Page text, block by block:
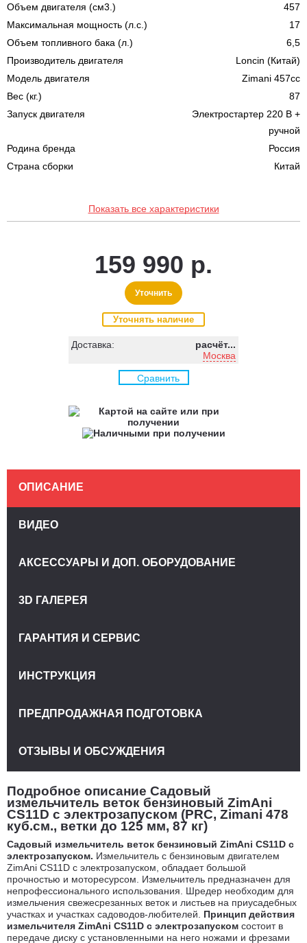
Объем двигателя (см3.)
457
Максимальная мощность (л.с.)
17
Объем топливного бака (л.)
6,5
Производитель двигателя
Loncin (Китай)
Модель двигателя
Zimani 457cc
Вес (кг.)
87
Запуск двигателя
Электростартер 220 В +
ручной
Родина бренда
Россия
Страна сборки
Китай
Показать все характеристики
159 990 р.
Уточнить
Уточнять наличие
Доставка:
расчёт...
Москва
Сравнить
Подробное описание Садовый
измельчитель веток бензиновый ZimAni
CS11D с электрозапуском (PRC, Zimani 478
куб.см., ветки до 125 мм, 87 кг)
Садовый измельчитель веток бензиновый ZimAni CS11D с
электрозапуском. Измельчитель с бензиновым двигателем
ZimAni CS11D с электрозапуском, обладает большой
прочностью и моторесурсом. Измельчитель предназначен для
непрофессионального использования. Шредер необходим для
измельчения свежесрезанных веток и листьев на приусадебных
участках и участках садоводов-любителей. Принцип действия
измельчителя ZimAni CS11D с электрозапуском состоит в
передаче диску с установленными на него ножами и фрезами
ОПИСАНИЕ
ВИДЕО
АКСЕССУАРЫ И ДОП. ОБОРУДОВАНИЕ
3D ГАЛЕРЕЯ
ГАРАНТИЯ И СЕРВИС
ИНСТРУКЦИЯ
ПРЕДПРОДАЖНАЯ ПОДГОТОВКА
ОТЗЫВЫ И ОБСУЖДЕНИЯ